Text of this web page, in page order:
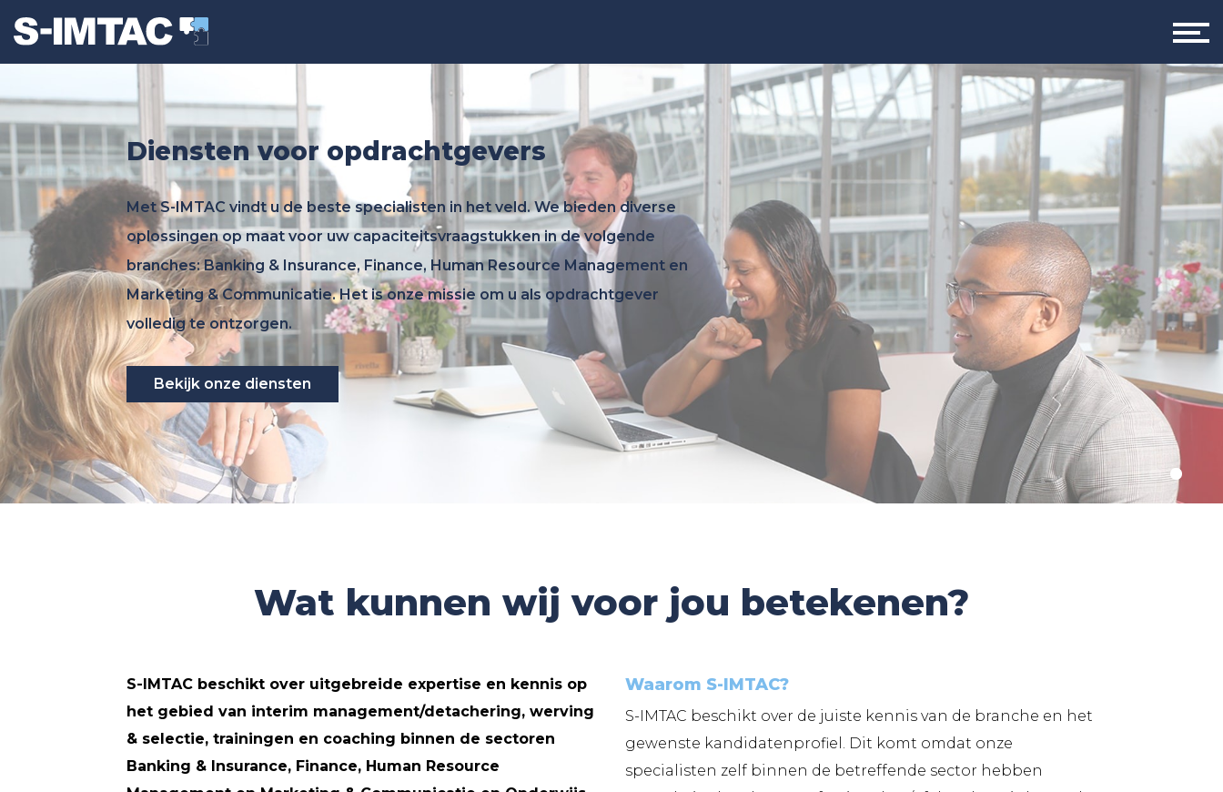
Diensten voor opdrachtgevers
Met S-IMTAC vindt u de beste specialisten in het veld. We bieden diverse
oplossingen op maat voor uw capaciteitsvraagstukken in de volgende
branches: Banking & Insurance, Finance, Human Resource Management en
Marketing & Communicatie. Het is onze missie om u als opdrachtgever
volledig te ontzorgen.
Bekijk onze diensten
Wat kunnen wij voor jou betekenen?
S-IMTAC beschikt over uitgebreide expertise en kennis op
het gebied van interim management/detachering, werving
& selectie, trainingen en coaching binnen de sectoren
Banking & Insurance, Finance, Human Resource
Waarom S-IMTAC?
S-IMTAC beschikt over de juiste kennis van de branche en het
gewenste kandidatenprofiel. Dit komt omdat onze
specialisten zelf binnen de betreffende sector hebben